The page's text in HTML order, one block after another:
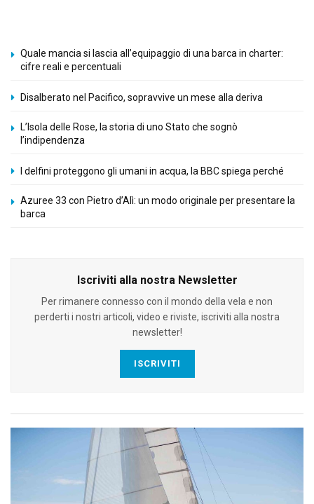
Quale mancia si lascia all’equipaggio di una barca in charter:
cifre reali e percentuali
Disalberato nel Pacifico, sopravvive un mese alla deriva
L’Isola delle Rose, la storia di uno Stato che sognò
l’indipendenza
I delfini proteggono gli umani in acqua, la BBC spiega perché
Azuree 33 con Pietro d’Alì: un modo originale per presentare la
barca
Iscriviti alla nostra Newsletter
Per rimanere connesso con il mondo della vela e non
perderti i nostri articoli, video e riviste, iscriviti alla nostra
newsletter!
ISCRIVITI